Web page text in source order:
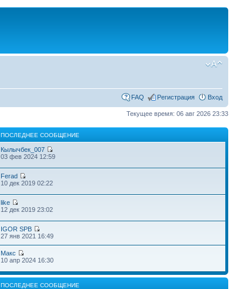
FAQ Регистрация Вход
Текущее время: 06 авг 2026 23:33
ПОСЛЕДНЕЕ СООБЩЕНИЕ
Кылычбек_007
03 фев 2024 12:59
Ferad
10 дек 2019 02:22
like
12 дек 2019 23:02
IGOR SPB
27 янв 2021 16:49
Макс
10 апр 2024 16:30
ПОСЛЕДНЕЕ СООБЩЕНИЕ